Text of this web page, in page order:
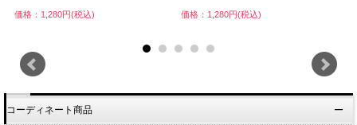
価格：1,280円(税込) 価格：1,280円(税込)
コーディネート商品